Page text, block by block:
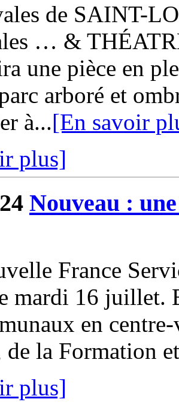
de SAINT-
… &
une pièce en
arboré et
à...[En savoir
plus]
Nouveau :
France
mardi 16 juillet.
en
la Formation
plus]